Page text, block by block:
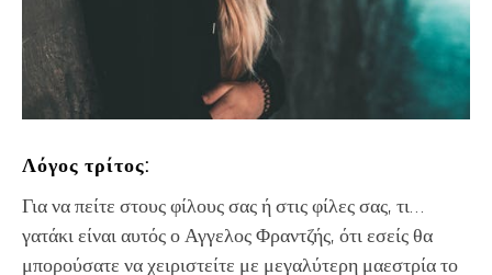
Λόγος τρίτος:
Για να πείτε στους φίλους σας ή στις φίλες σας, τι…
γατάκι είναι αυτός ο Αγγελος Φραντζής, ότι εσείς θα
μπορούσατε να χειριστείτε με μεγαλύτερη μαεστρία το